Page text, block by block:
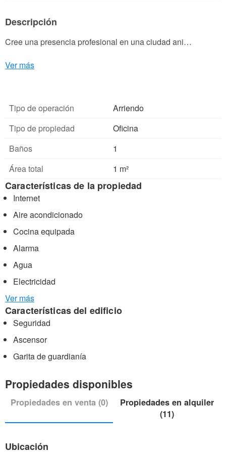
Descripción
Cree una presencia profesional en una ciudad ani…
Ver más
Tipo de operación
Arriendo
Tipo de propiedad
Oficina
Baños
1
Área total
1 m²
Características de la propiedad
Internet
Aire acondicionado
Cocina equipada
Alarma
Agua
Electricidad
Ver más
Características del edificio
Seguridad
Ascensor
Garita de guardianía
Ubicación
Propiedades disponibles
Propiedades en venta (0)
Propiedades en alquiler
(11)